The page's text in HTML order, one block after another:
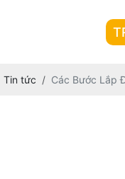
Tin tức Các Bước Lắp